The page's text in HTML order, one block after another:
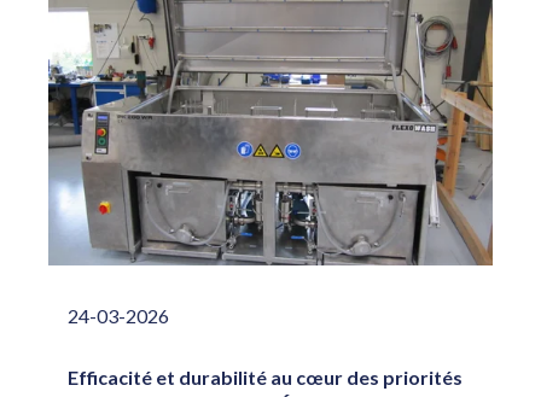
24-03-2026
Efficacité et durabilité au cœur des priorités